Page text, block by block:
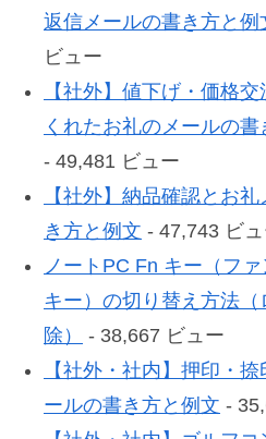
返信メールの書き方と例
ビュー
【社外】値下げ・価格
くれたお礼のメールの書
- 49,481 ビュー
【社外】納品確認とお
き方と例文 - 47,743 ビ
ノートPC Fn キー（フ
キー）の切り替え方法（
除）
- 38,667 ビュー
【社外・社内】押印・
ールの書き方と例文 -